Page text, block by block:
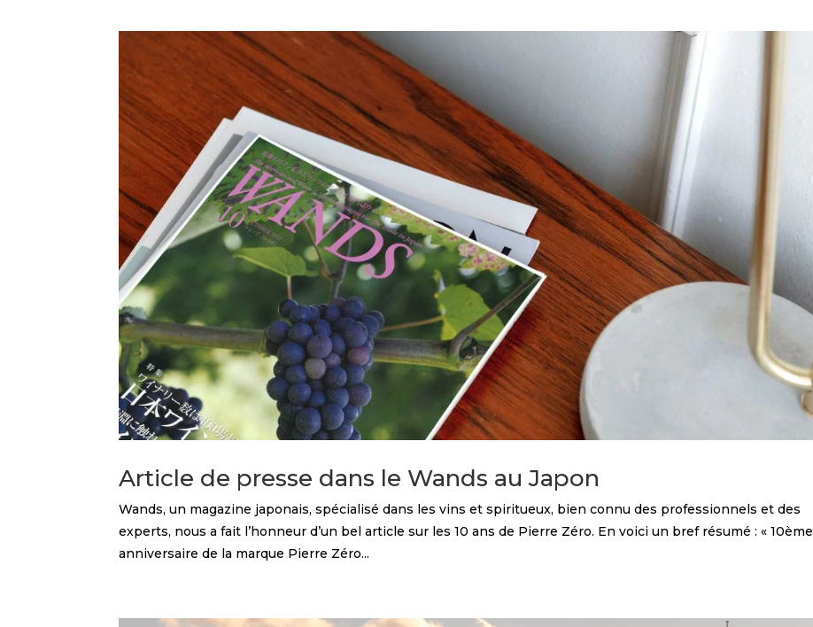
Article de presse dans le Wands au Japon
Wands, un magazine japonais, spécialisé dans les vins et spiritueux, bien connu des professionnels et des
experts, nous a fait l’honneur d’un bel article sur les 10 ans de Pierre Zéro. En voici un bref résumé : « 10ème
anniversaire de la marque Pierre Zéro...